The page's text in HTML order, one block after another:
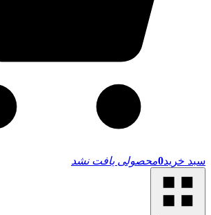
سبد خرید0محصولی یافت نشد